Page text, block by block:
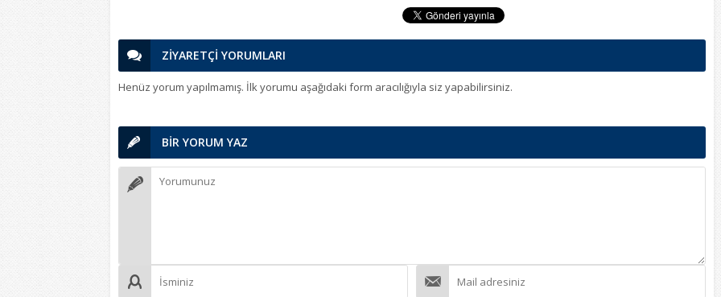
ZİYARETÇİ YORUMLARI
Henüz yorum yapılmamış. İlk yorumu aşağıdaki form aracılığıyla siz yapabilirsiniz.
BİR YORUM YAZ